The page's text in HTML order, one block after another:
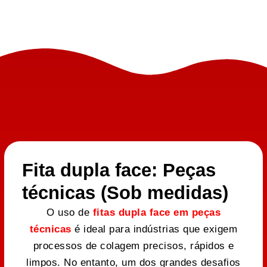
Fita dupla face: Peças
técnicas (Sob medidas)
O uso de fitas dupla face em peças
técnicas é ideal para indústrias que exigem
processos de colagem precisos, rápidos e
limpos. No entanto, um dos grandes desafios